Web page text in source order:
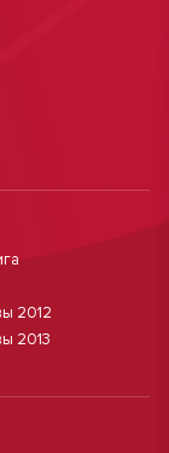
2012
2013